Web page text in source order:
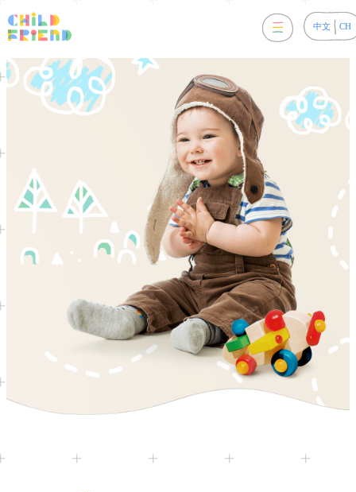
中文 CH